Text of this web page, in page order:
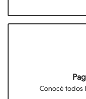
Conocé todos